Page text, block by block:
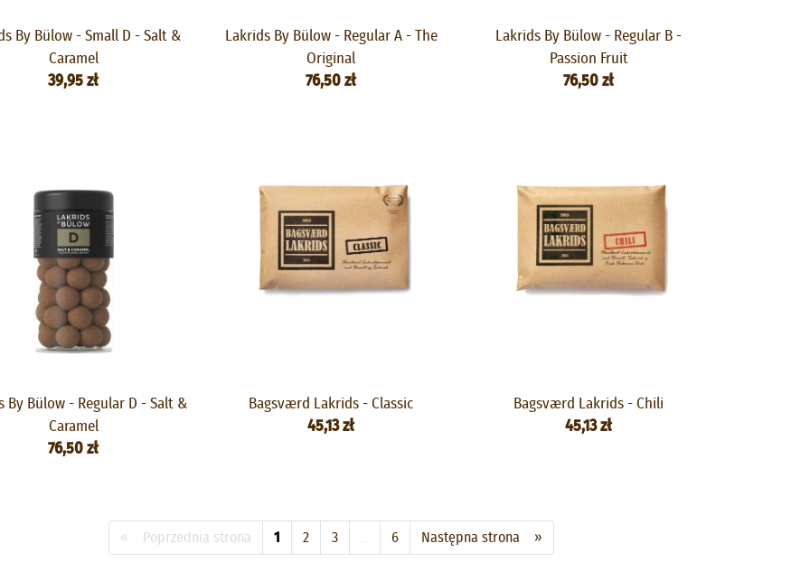
By Bülow - Small D - Salt &
Caramel
39,95 zł
Lakrids By Bülow - Regular A - The
Original
76,50 zł
Lakrids By Bülow - Regular B -
Passion Fruit
76,50 zł
By Bülow - Regular D - Salt &
Caramel
76,50 zł
Bagsværd Lakrids - Classic
45,13 zł
Bagsværd Lakrids - Chili
45,13 zł
« Poprzednia strona 1 2 3 6 Następna strona »